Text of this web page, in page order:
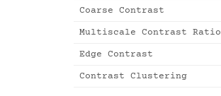
Coarse Contrast
Multiscale Contrast Ratio
Edge Contrast
Contrast Clustering